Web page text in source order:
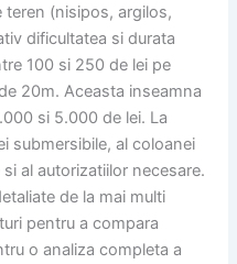
teren (nisipos, argilos,
dificultatea si durata
100 si 250 de lei pe
20m. Aceasta inseamna
si 5.000 de lei. La
submersibile, al coloanei
al autorizatiilor necesare.
de la mai multi
pentru a compara
o analiza completa a